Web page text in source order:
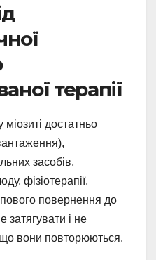
терапії
достатньо
засобів,
фізіотерапії,
повернення до
затягувати і не
вони повторюються.